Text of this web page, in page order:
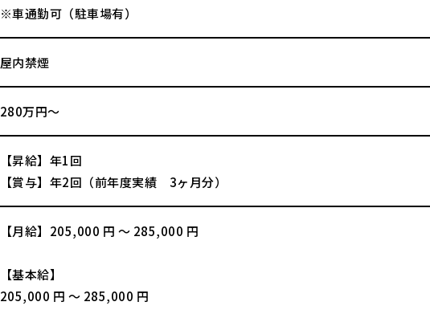
※車通勤可（駐車場有）
屋内禁煙
280万円～
【昇給】年1回
【賞与】年2回（前年度実績 3ヶ月分）
【月給】205,000 円 〜 285,000 円
【基本給】
205,000 円 〜 285,000 円